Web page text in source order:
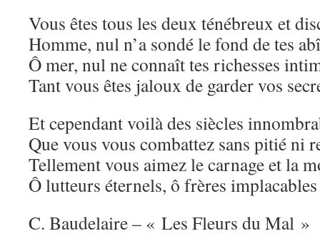
Vous êtes tous les deux ténébreux et
Homme, nul n’a sondé le fond de tes
Ô mer, nul ne connaît tes richesses
Tant vous êtes jaloux de garder vos
Et cependant voilà des siècles
Que vous vous combattez sans pitié ni
Tellement vous aimez le carnage et la
Ô lutteurs éternels, ô frères
C. Baudelaire – « Les Fleurs du Mal »